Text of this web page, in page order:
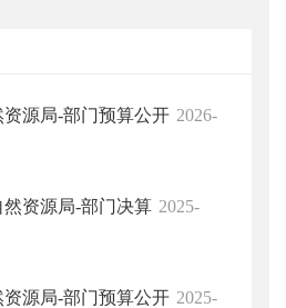
资源局-部门预算公开 2026-
然资源局-部门决算 2025-
资源局-部门预算公开 2025-